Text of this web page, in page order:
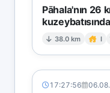
Pāhala'nın 26
38.0 km I
17:27:56